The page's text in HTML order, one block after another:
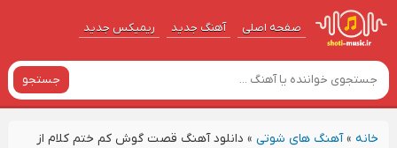
صفحه اصلی آهنگ‌ جدید ریمیکس جدید
جستجو
خانه»آهنگ های شوتی» دانلود آهنگ قصت گوش کم ختم کلام از